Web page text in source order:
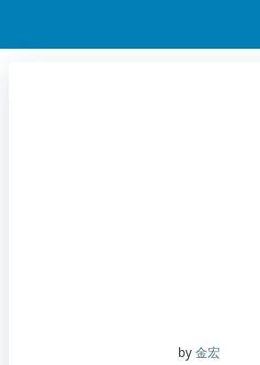
by 金宏